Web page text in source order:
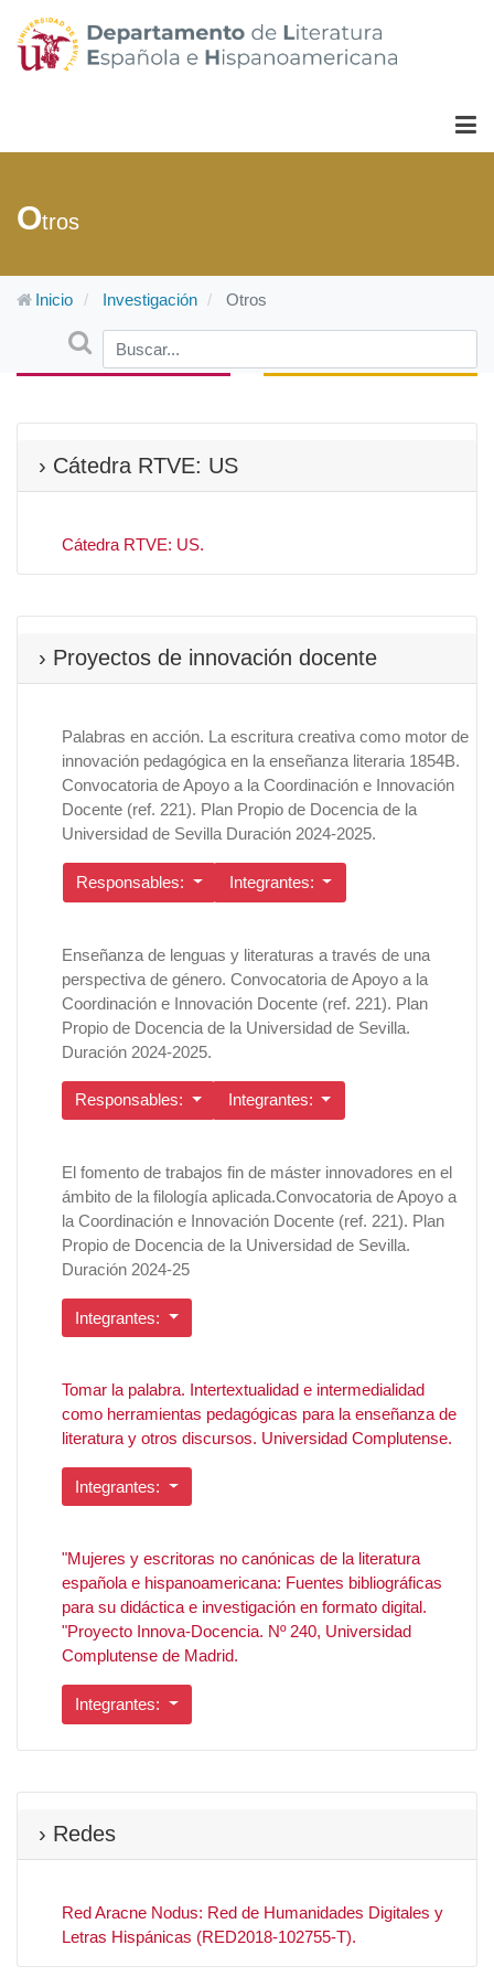
Otros
Inicio Investigación Otros
Type 2 or more characters for results.
› Cátedra RTVE: US
Cátedra RTVE: US.
› Proyectos de innovación docente
Palabras en acción. La escritura creativa como motor de
innovación pedagógica en la enseñanza literaria 1854B.
Convocatoria de Apoyo a la Coordinación e Innovación
Docente (ref. 221). Plan Propio de Docencia de la
Universidad de Sevilla Duración 2024-2025.
Responsables: Integrantes:
Enseñanza de lenguas y literaturas a través de una
perspectiva de género. Convocatoria de Apoyo a la
Coordinación e Innovación Docente (ref. 221). Plan
Propio de Docencia de la Universidad de Sevilla.
Duración 2024-2025.
Responsables: Integrantes:
El fomento de trabajos fin de máster innovadores en el
ámbito de la filología aplicada.Convocatoria de Apoyo a
la Coordinación e Innovación Docente (ref. 221). Plan
Propio de Docencia de la Universidad de Sevilla.
Duración 2024-25
Integrantes:
Tomar la palabra. Intertextualidad e intermedialidad
como herramientas pedagógicas para la enseñanza de
literatura y otros discursos. Universidad Complutense.
Integrantes:
"Mujeres y escritoras no canónicas de la literatura
española e hispanoamericana: Fuentes bibliográficas
para su didáctica e investigación en formato digital.
"Proyecto Innova-Docencia. Nº 240, Universidad
Complutense de Madrid.
Integrantes:
› Redes
Red Aracne Nodus: Red de Humanidades Digitales y
Letras Hispánicas (RED2018-102755-T).